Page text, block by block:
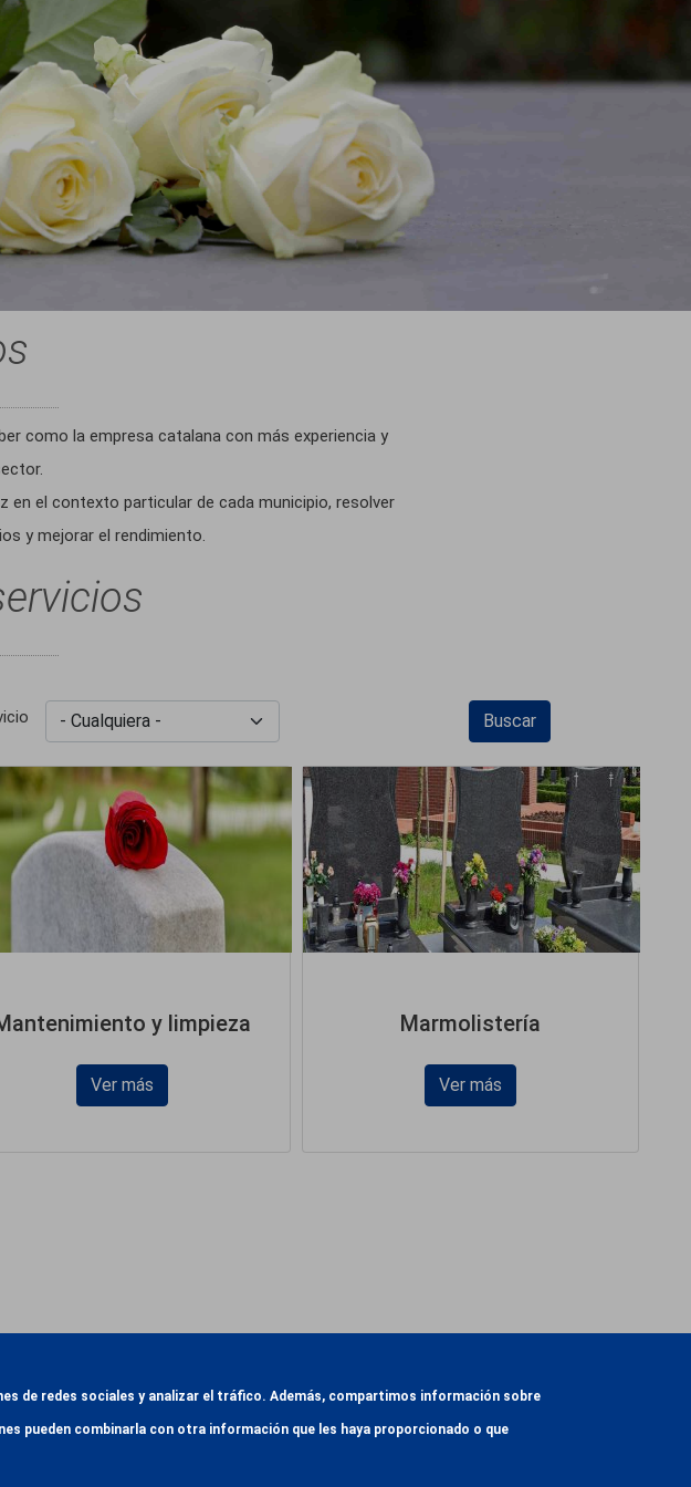
como la empresa catalana con más experiencia y
el contexto particular de cada municipio, resolver
y mejorar el rendimiento.
Buscar
y limpieza
Ver más
Marmolistería
Ver más
de redes sociales y analizar el tráfico. Además, compartimos información sobre
pueden combinarla con otra información que les haya proporcionado o que